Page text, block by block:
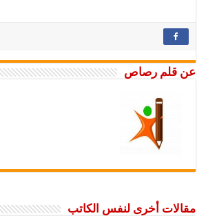
عن قلم رصاص
مقالات أخرى لنفس الكاتب